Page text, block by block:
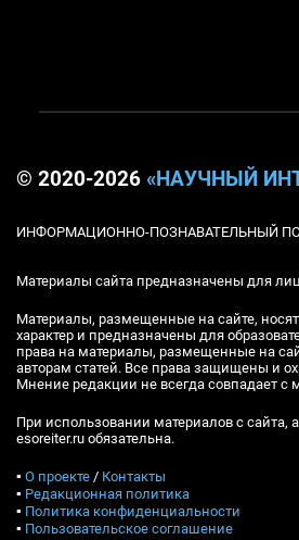
© 2020-2026 «НАУЧНЫЙ
ИНФОРМАЦИОННО-ПОЗНАВАТЕЛЬНЫЙ
Материалы сайта предназначены для
Материалы, размещенные на сайте,
характер и предназначены для
права на материалы, размещенные на
авторам статей. Все права защищены и
Мнение редакции не всегда совпадает с
При использовании материалов с сайта,
esoreiter.ru обязательна.
▪ О проекте / Контакты
▪ Редакционная политика
▪ Политика конфиденциальности
▪ Пользовательское соглашение